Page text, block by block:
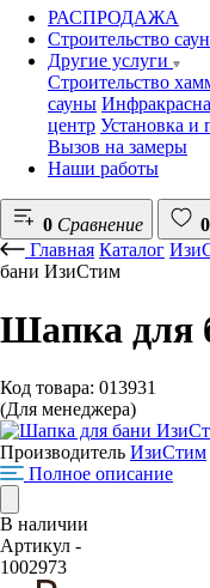
РАСПРОДАЖА
Строительство саун
Другие услуги
Строительство
сауны
центр Установка и
Вызов на замеры
Наши работы
0 Сравнение 0
Главная Каталог
бани ИзиСтим
Шапка для
Код товара: 013931
(Для менеджера)
Производитель ИзиСтим
Полное описание
В наличии
Артикул -
1002973